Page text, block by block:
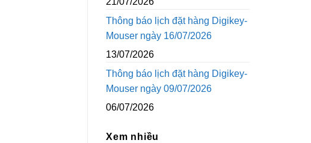
Thông báo lịch đặt hàng Digikey-
Mouser ngày 16/07/2026
13/07/2026
Thông báo lịch đặt hàng Digikey-
Mouser ngày 09/07/2026
06/07/2026
Xem nhiều